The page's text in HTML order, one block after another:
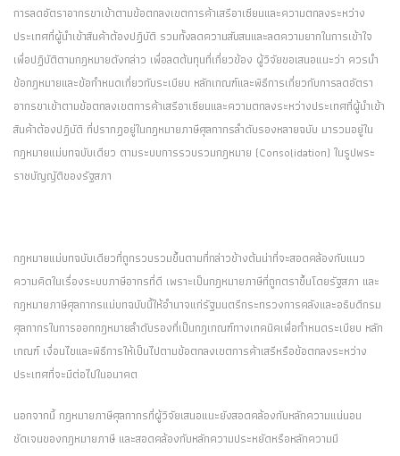
การลดอัตราอากรขาเข้าตามข้อตกลงเขตการค้าเสรีอาเซียนและความตกลงระหว่าง
ประเทศที่ผู้นำเข้าสินค้าต้องปฏิบัติ รวมทั้งลดความสับสนและลดความยากในการเข้าใจ
เพื่อปฏิบัติตามกฎหมายดังกล่าว เพื่อลดต้นทุนที่เกี่ยวข้อง ผู้วิจัยขอเสนอแนะว่า ควรนำ
ข้อกฎหมายและข้อกำหนดเกี่ยวกับระเบียบ หลักเกณฑ์และพิธีการเกี่ยวกับการลดอัตรา
อากรขาเข้าตามข้อตกลงเขตการค้าเสรีอาเซียนและความตกลงระหว่างประเทศที่ผู้นำเข้า
สินค้าต้องปฏิบัติ ที่ปรากฏอยู่ในกฎหมายภาษีศุลกากรลำดับรองหลายฉบับ มารวมอยู่ใน
กฎหมายแม่บทฉบับเดียว ตามระบบการรวบรวมกฎหมาย (Consolidation) ในรูปพระ
ราชบัญญัติของรัฐสภา
กฎหมายแม่บทฉบับเดียวที่ถูกรวบรวมขึ้นตามที่กล่าวข้างต้นน่าที่จะสอดคล้องกับแนว
ความคิดในเรื่องระบบภาษีอากรที่ดี เพราะเป็นกฎหมายภาษีที่ถูกตราขึ้นโดยรัฐสภา และ
กฎหมายภาษีศุลกากรแม่บทฉบับนี้ให้อำนาจแก่รัฐมนตรีกระทรวงการคลังและอธิบดีกรม
ศุลกากรในการออกกฎหมายลำดับรองที่เป็นกฎเกณฑ์ทางเทคนิคเพื่อกำหนดระเบียบ หลัก
เกณฑ์ เงื่อนไขและพิธีการให้เป็นไปตามข้อตกลงเขตการค้าเสรีหรือข้อตกลงระหว่าง
ประเทศที่จะมีต่อไปในอนาคต
นอกจากนี้ กฎหมายภาษีศุลกากรที่ผู้วิจัยเสนอแนะยังสอดคล้องกับหลักความแน่นอน
ชัดเจนของกฎหมายภาษี และสอดคล้องกับหลักความประหยัดหรือหลักความมี